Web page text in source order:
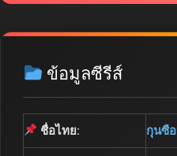
ข้อมูลซีรีส์
ชื่อไทย: กุนซื